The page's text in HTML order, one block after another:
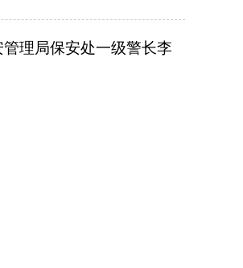
理局保安处一级警长李